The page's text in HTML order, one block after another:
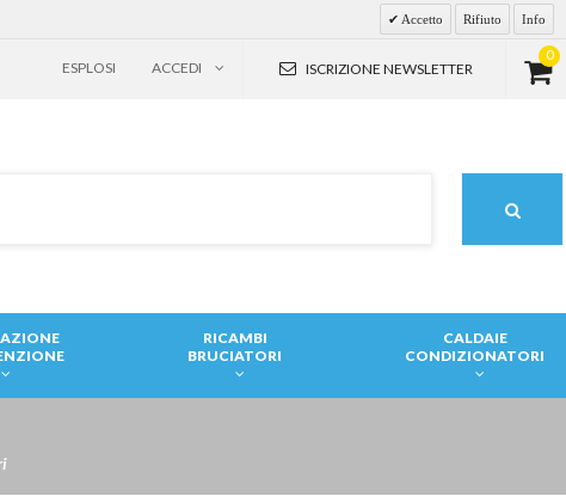
Accetto Rifiuto Info
0
ISCRIZIONE NEWSLETTER
ACCEDI
ESPLOSI
RICAMBI
BRUCIATORI
CALDAIE
CONDIZIONATORI